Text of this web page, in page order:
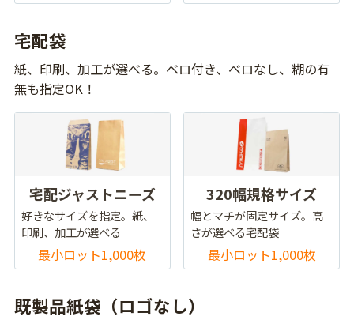
宅配袋
紙、印刷、加工が選べる。ベロ付き、ベロなし、糊の有
無も指定OK！
宅配ジャストニーズ
好きなサイズを指定。紙、
印刷、加工が選べる
最小ロット1,000枚
320幅規格サイズ
幅とマチが固定サイズ。高
さが選べる宅配袋
最小ロット1,000枚
既製品紙袋（ロゴなし）